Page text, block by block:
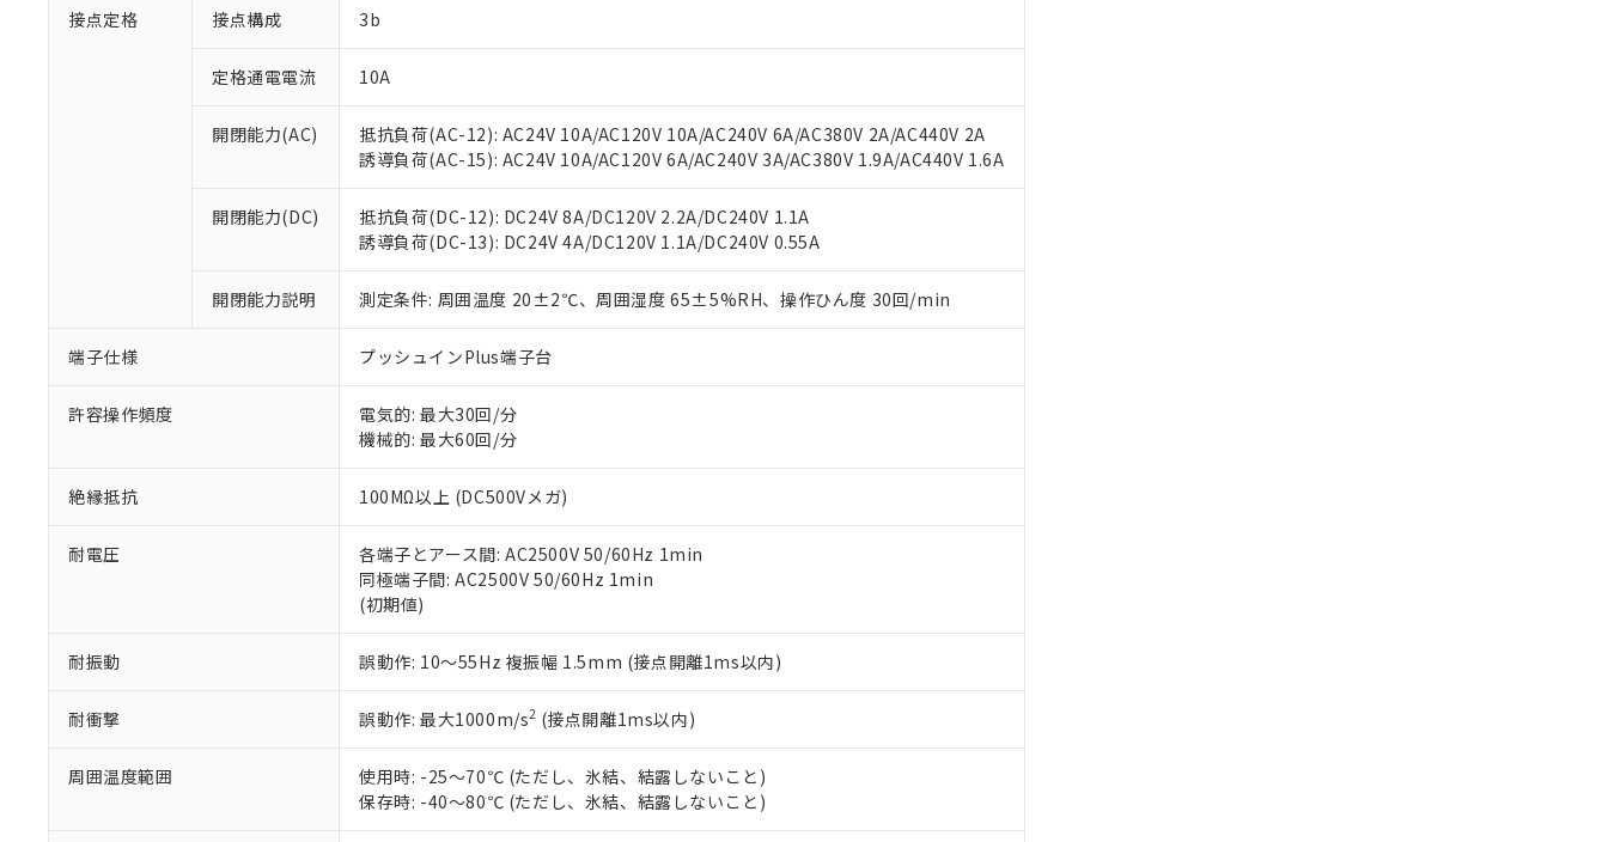
接点定格 接点構成 3b
定格通電電流 10A
開閉能力(AC)
抵抗負荷(AC-12): AC24V 10A/AC120V 10A/AC240V 6A/AC380V 2A/AC440V 2A
誘導負荷(AC-15): AC24V 10A/AC120V 6A/AC240V 3A/AC380V 1.9A/AC440V 1.6A
開閉能力(DC)
抵抗負荷(DC-12): DC24V 8A/DC120V 2.2A/DC240V 1.1A
誘導負荷(DC-13): DC24V 4A/DC120V 1.1A/DC240V 0.55A
開閉能力説明 測定条件: 周囲温度 20±2℃、周囲湿度 65±5%RH、操作ひん度 30回/min
端子仕様 プッシュインPlus端子台
許容操作頻度
電気的: 最大30回/分
機械的: 最大60回/分
絶縁抵抗 100MΩ以上 (DC500Vメガ)
耐電圧
各端子とアース間: AC2500V 50/60Hz 1min
同極端子間: AC2500V 50/60Hz 1min
(初期値)
耐振動 誤動作: 10～55Hz 複振幅 1.5mm (接点開離1ms以内)
耐衝撃 誤動作: 最大1000m/s2 (接点開離1ms以内)
周囲温度範囲
使用時: -25～70℃ (ただし、氷結、結露しないこと)
保存時: -40～80℃ (ただし、氷結、結露しないこと)
以下の条件をお読みいただき、同意のうえご利用ください。
本サービスは、当社制御機器事業取扱商品の当社在庫状況および標準価格(税抜)を提供させていただ
くものです。
当社制御機器事業取扱商品の中には、本サービスの対象外となる商品もあることをご了承ください。
のであり、閲覧された時点での実際の在庫および標準価格とは異なる場合があることをご了承くださ
い。
正式な納期状況および標準価格はお客様のお取引先、またはお客様担当のオムロン制御機器販売店・
当社販売員にご相談ください。
オムロン制御機器販売店や当社販売拠点は「販売ネットワーク
」をご確認ください。
在庫状況および標準価格結果を当社の事前の承諾なく第三者に漏洩または開示しないようお願いしま
マイパーツ機能（部品リスト作成サービス）をご利用いただくには、I-Webメンバーズにご登録され
ている必要があります。
お客様が当ウェブサイト上で当社にご登録された部品リストについて、当社および当社の共同利用者
さい。
※当社の共同利用者とは、"個人情報の共同利用に関して"
の「1.共同利用者の範囲」に記載されて
いる法人を指します。
仕入先様の事情により、非含有部品としていたものが、含有品と判明した場合などやむを得ず変更すること
があります。
*EU RoHS指令（10物質）：
鉛(Pb) 1000ppm以下、 水銀(Hg) 1000ppm以下、 カドミウム(Cd) 100ppm以下、
六価クロム(Cr(Ⅵ)) 1000ppm以下、ポリ臭化ビフェニル類(PBB) 1000ppm以下、ポリ臭化ジフェニルエーテル類(PBDE) 1000ppm以下、
但し、RoHS指令で産業用監視および制御機器に対する適用除外項目は除く。
フタル酸エステル類の４物質については閾値を超える意図的な使用がないことを確認しています。
※2 対応予定月
部品在庫の切り替え状況などにより、予定月が前後することがあります。
※3 非含有証明書ダウンロード
下記の非含有証明書をダウンロードすることができます。
EU RoHS指令（10物質）の非含有証明書
51物質の非含有証明書（当社基準）
※本証明書は発行日時点で非含有を証明するもので、過去に遡って非含有を証明するものではありません。
また、RoHS指令のフタル酸エステル類４物質の対応では、対応完了までの期間は出荷製品に未対応品が
混在することから備考欄に対応日を記載しておりました。
り割愛しております。
※1 中国RoHS○×表
「－」：未確認です。当社販売部門へお問い合わせください。
*中国RoHS10物質の基準値 (GB/T26572)：
Pb(鉛) :1000ppm、 Hg(水銀) : 1000ppm、 Cd(カドミウム) : 100ppm、
Cr(Ⅵ)(六価クロム) : 1000ppm、 PBBs(ポリ臭化ビフェニル類) : 1000ppm、 PBDEs(ポリ臭化ジフェニルエーテル類) : 1000ppm、
DBP(フタル酸ジブチル) : 1000ppm、 DIBP(フタル酸ジイソブチル) : 1000ppm、 BBP(フタル酸ブチルベンジル) : 1000ppm、
DEHP(フタル酸ビス(2-エチルヘキシル)) : 1000ppm
※2 環境保護使用期限
「ｅ」：有害物質（10物質）のすべてが基準値以下であることを示します。
「10」：通常の使用状況下において有害物質が外部に漏えいし、環境に深刻な影響を及ぼさない年数を意
味します。
当社は、これら貴社製品のうち、外国為替および外国貿易法に定める商品（以下｢規制貨物等」とい
う）を輸出または国外への提供する場合は、日本国政府の輸出許可(または役務取引許可)を取得する
当社は規制貨物を破棄する場合は、完全に破砕するなど、違法に輸出されないよう必要な手段を講じ
ます。
当社は貴社製品を、核兵器、ミサイル、化学兵器、生物兵器またはその他武器並びにこれらの製造装
当社は、貴社製品を第三者に販売する場合は、上記1、2および3の内容を当該第三者に通知します。
また当社は、販売先および販売に係わる関係者が違法に輸出するおそれがある場合は、取り引きをい
たしません。
記
号
説明
○ 一定数以上の在庫あり
△ 一定数には満たないが在庫あり
－
在庫なし(最新の在庫状況については、お客様のお取引先、またはお客様担当のオムロン制御
機器販売店・当社販売員にご確認ください)
空
白
受注生産機種、また在庫状況の情報を公開していない機種